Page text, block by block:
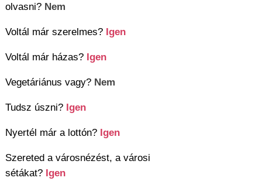
olvasni? Nem
Voltál már szerelmes? Igen
Voltál már házas? Igen
Vegetáriánus vagy? Nem
Tudsz úszni? Igen
Nyertél már a lottón? Igen
Szereted a városnézést, a városi
sétákat? Igen